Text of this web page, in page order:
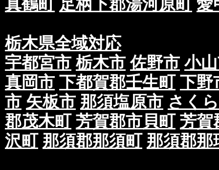
真鶴町 足柄下郡湯河原町 愛
栃木県全域対応
宇都宮市 栃木市 佐野市 小
真岡市 下都賀郡壬生町 下野
市 矢板市 那須塩原市 さく
郡茂木町 芳賀郡市貝町 芳賀
沢町 那須郡那須町 那須郡那